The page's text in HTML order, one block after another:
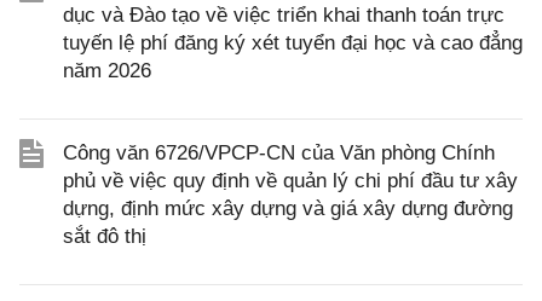
dục và Đào tạo về việc triển khai thanh toán trực
tuyến lệ phí đăng ký xét tuyển đại học và cao đẳng
năm 2026
Công văn 6726/VPCP-CN của Văn phòng Chính
phủ về việc quy định về quản lý chi phí đầu tư xây
dựng, định mức xây dựng và giá xây dựng đường
sắt đô thị